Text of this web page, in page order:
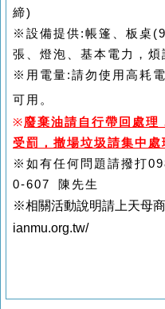
締)
※設備提供:帳篷、板桌
張、燈泡、基本電力，煩
※用電量:請勿使用高耗
可用。
※廢棄油請自行帶回處理
受罰，撤場垃圾請集中處
※如有任何問題請撥打
0-607 陳先生
※相關活動說明請上天母
ianmu.org.tw/